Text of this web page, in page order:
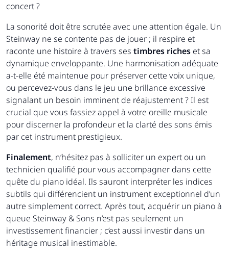
concert ?
La sonorité doit être scrutée avec une attention égale. Un
Steinway ne se contente pas de jouer ; il respire et
raconte une histoire à travers ses timbres riches et sa
dynamique enveloppante. Une harmonisation adéquate
a-t-elle été maintenue pour préserver cette voix unique,
ou percevez-vous dans le jeu une brillance excessive
signalant un besoin imminent de réajustement ? Il est
crucial que vous fassiez appel à votre oreille musicale
pour discerner la profondeur et la clarté des sons émis
par cet instrument prestigieux.
Finalement, n’hésitez pas à solliciter un expert ou un
technicien qualifié pour vous accompagner dans cette
quête du piano idéal. Ils sauront interpréter les indices
subtils qui différencient un instrument exceptionnel d’un
autre simplement correct. Après tout, acquérir un piano à
queue Steinway & Sons n’est pas seulement un
investissement financier ; c’est aussi investir dans un
héritage musical inestimable.